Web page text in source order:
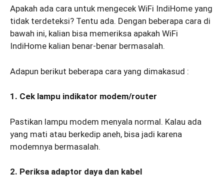
Apakah ada cara untuk mengecek WiFi IndiHome yang
tidak terdeteksi? Tentu ada. Dengan beberapa cara di
bawah ini, kalian bisa memeriksa apakah WiFi
IndiHome kalian benar-benar bermasalah.
Adapun berikut beberapa cara yang dimakasud :
1. Cek lampu indikator modem/router
Pastikan lampu modem menyala normal. Kalau ada
yang mati atau berkedip aneh, bisa jadi karena
modemnya bermasalah.
2. Periksa adaptor daya dan kabel